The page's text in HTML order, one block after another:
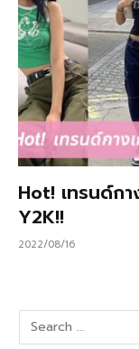
Hot! เทรนด์ก
Y2K!!
2022/08/16